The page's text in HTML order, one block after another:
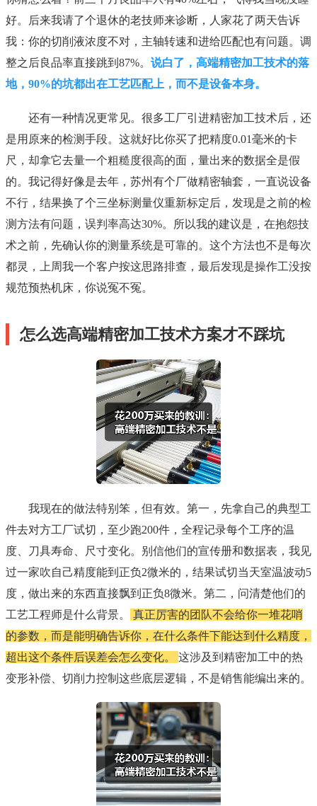
好。后来我请了个退休的老技师来诊断，人家花了两天告诉
我：你的切削液浓度不对，主轴转速和进给匹配也有问题。调
整之后良品率直接跳到87%。 说白了，高端精密加工技术的落
地，90%的坑都出在工艺匹配上，而不是设备本身。
还有一种情况更常见。很多工厂引进精密加工技术后，还
是用原来的检测手段。这就好比你买了把精度0.01毫米的卡
尺，却拿它去量一个粗糙度很高的面，量出来的数据全是假
的。我记得好像是去年，苏州有个厂做精密轴套，一直说设备
不行，结果换了个三坐标测量仪重新标定后，发现是之前的检
测方法有问题，误判率高达30%。所以我的建议是，在抱怨技
术之前，先确认你的测量系统是可靠的。这个方法也不是每次
都灵，上周我一个客户按这思路排查，最后发现是操作工没按
规范预热机床，你说冤不冤。
怎么选高端精密加工技术方案才不踩坑
我现在的做法特别笨，但有效。第一，先拿自己的典型工
件去对方工厂试切，至少跑200件，全程记录每个工序的温
度、刀具寿命、尺寸变化。别信他们的宣传册和数据表，我见
过一家吹自己精度能到正负2微米的，结果试切当天室温波动5
度，做出来的东西直接飘到正负8微米。第二，问清楚他们的
工艺工程师是什么背景。
真正厉害的团队不会给你一堆花哨
的参数，而是能明确告诉你，在什么条件下能达到什么精度，
超出这个条件后误差会怎么变化。
这涉及到精密加工中的热
变形补偿、切削力控制这些底层逻辑，不是销售能编出来的。